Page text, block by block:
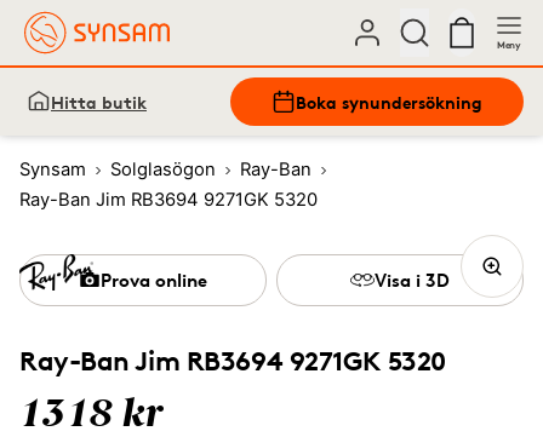
Meny
Hitta butik Boka synundersökning
Synsam Solglasögon
Ray-Ban
Ray-Ban Jim RB3694 9271GK 5320
Ray-Ban Jim RB3694 9271GK 5320
1318 kr
Prova online Visa i 3D